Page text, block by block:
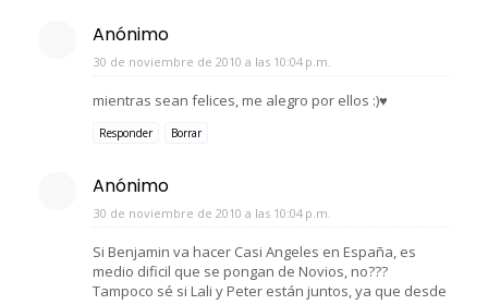
Anónimo
30 de noviembre de 2010 a las 10:04 p.m.
mientras sean felices, me alegro por ellos :)♥
Responder Borrar
Anónimo
30 de noviembre de 2010 a las 10:04 p.m.
Si Benjamin va hacer Casi Angeles en España, es
medio dificil que se pongan de Novios, no???
Tampoco sé si Lali y Peter están juntos, ya que desde